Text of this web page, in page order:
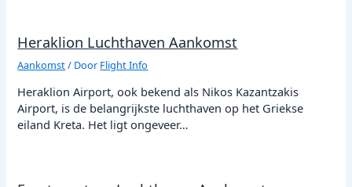
Heraklion Luchthaven Aankomst
Aankomst/ Door Flight Info
Heraklion Airport, ook bekend als Nikos Kazantzakis
Airport, is de belangrijkste luchthaven op het Griekse
eiland Kreta. Het ligt ongeveer…